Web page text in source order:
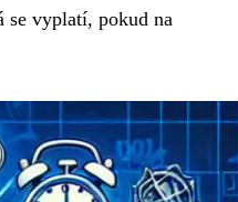
se vyplatí, pokud na